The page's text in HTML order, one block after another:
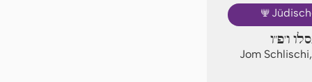
🕎
ו'פ"ו
Jom